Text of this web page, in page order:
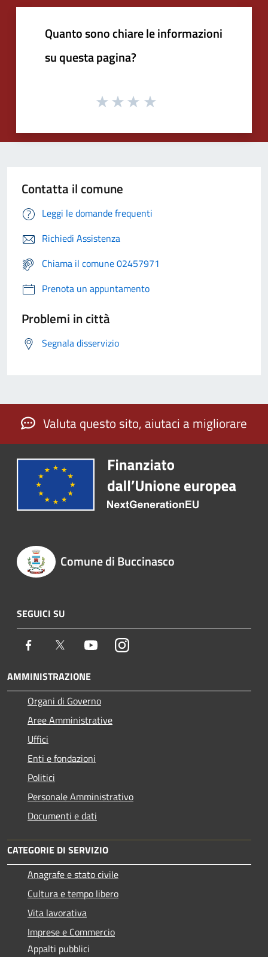
Quanto sono chiare le informazioni
su questa pagina?
Contatta il comune
Leggi le domande frequenti
Richiedi Assistenza
Chiama il comune 02457971
Prenota un appuntamento
Problemi in città
Segnala disservizio
Valuta questo sito, aiutaci a migliorare
Comune di Buccinasco
SEGUICI SU
Facebook Twitter YoutubeInstagram
AMMINISTRAZIONE
Organi di Governo
Aree Amministrative
Uffici
Enti e fondazioni
Politici
Personale Amministrativo
Documenti e dati
CATEGORIE DI SERVIZIO
Anagrafe e stato civile
Cultura e tempo libero
Vita lavorativa
Imprese e Commercio
Appalti pubblici